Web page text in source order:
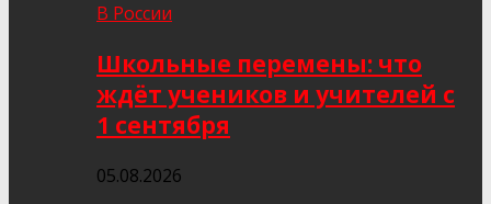
В России
Школьные перемены: что
ждёт учеников и учителей с
1 сентября
05.08.2026